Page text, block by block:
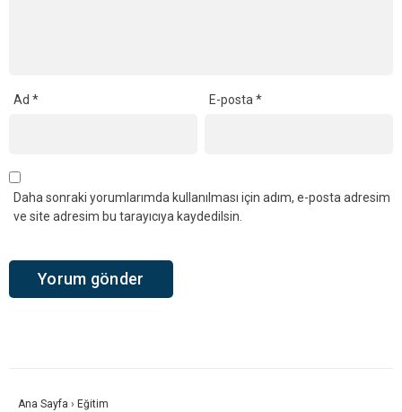
Ad * E-posta*
Daha sonraki yorumlarımda kullanılması için adım, e-posta adresim
ve site adresim bu tarayıcıya kaydedilsin.
Ana Sayfa › Eğitim